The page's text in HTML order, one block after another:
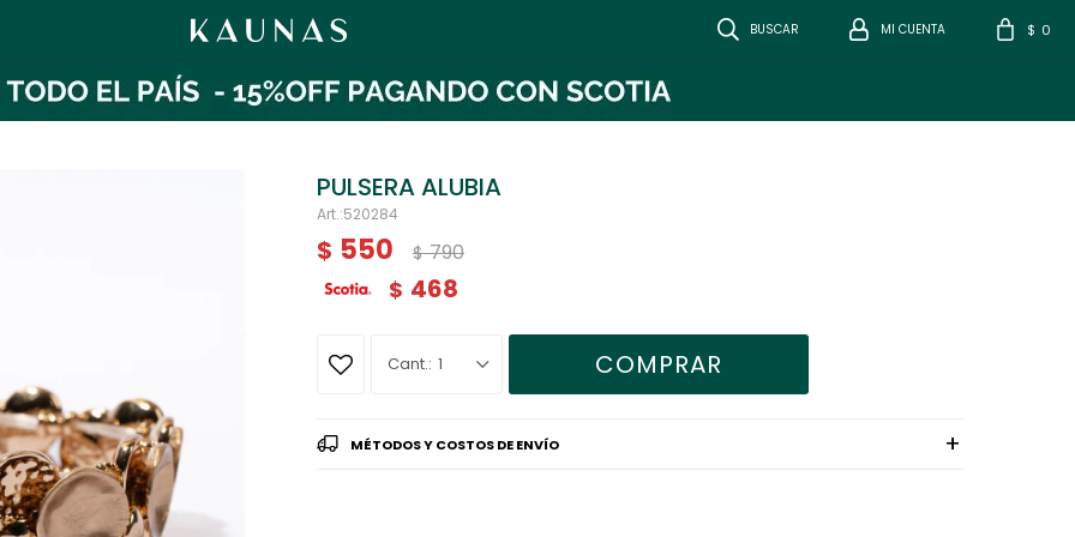
$ 0
PULSERA ALUBIA
520284
$ 550 $ 790
$ 468
1 COMPRAR
MÉTODOS Y COSTOS DE ENVÍO